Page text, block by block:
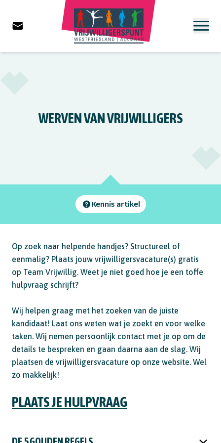
WERVEN VAN VRIJWILLIGERS
Kennis artikel
Op zoek naar helpende handjes? Structureel of
eenmalig? Plaats jouw vrijwilligersvacature(s) gratis
op Team Vrijwillig. Weet je niet goed hoe je een toffe
hulpvraag schrijft?
Wij helpen graag met het zoeken van de juiste
kandidaat! Laat ons weten wat je zoekt en voor welke
taken. Wij nemen persoonlijk contact met je op om de
details te bespreken en gaan daarna aan de slag. Wij
plaatsen de vrijwilligersvacature op onze website. Wel
zo makkelijk!
PLAATS JE HULPVRAAG